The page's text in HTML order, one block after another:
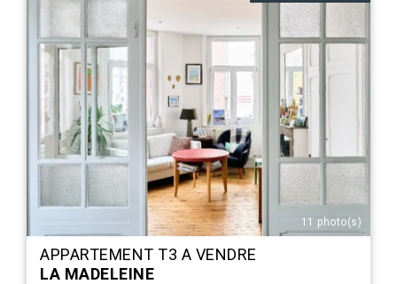
11 photo(s)
APPARTEMENT T3 A VENDRE
LA MADELEINE